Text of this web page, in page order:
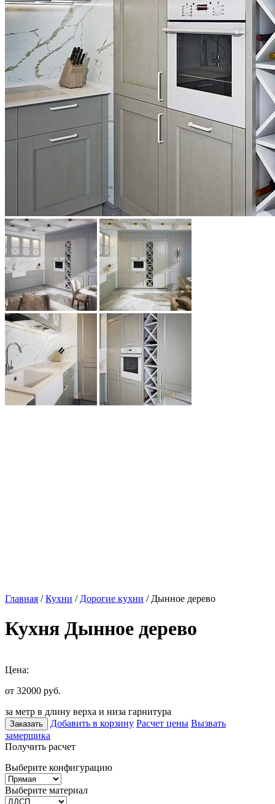
Главная /Кухни / Дорогие кухни / Дынное дерево
Кухня Дынное дерево
Цена:
от 32000 руб.
за метр в длину верха и низа гарнитура
Заказать Добавить в корзину Расчет цены Вызвать
замерщика
Получить расчет
Выберите конфигурацию
Выберите материал